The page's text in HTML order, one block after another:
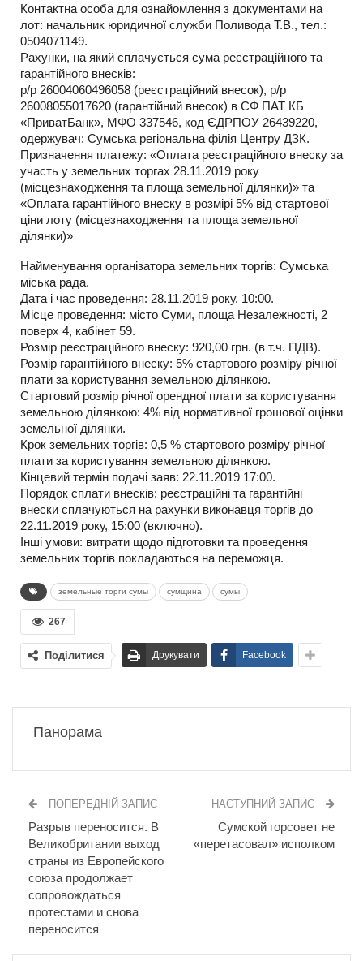
Контактна особа для ознайомлення з документами на
лот: начальник юридичної служби Поливода Т.В., тел.:
0504071149.
Рахунки, на який сплачується сума реєстраційного та
гарантійного внесків:
р/р 26004060496058 (реєстраційний внесок), р/р
26008055017620 (гарантійний внесок) в СФ ПАТ КБ
«ПриватБанк», МФО 337546, код ЄДРПОУ 26439220,
одержувач: Сумська регіональна філія Центру ДЗК.
Призначення платежу: «Оплата реєстраційного внеску за
участь у земельних торгах 28.11.2019 року
(місцезнаходження та площа земельної ділянки)» та
«Оплата гарантійного внеску в розмірі 5% від стартової
ціни лоту (місцезнаходження та площа земельної
ділянки)»
Найменування організатора земельних торгів: Сумська
міська рада.
Дата і час проведення: 28.11.2019 року, 10:00.
Місце проведення: місто Суми, площа Незалежності, 2
поверх 4, кабінет 59.
Розмір реєстраційного внеску: 920,00 грн. (в т.ч. ПДВ).
Розмір гарантійного внеску: 5% стартового розміру річної
плати за користування земельною ділянкою.
Стартовий розмір річної орендної плати за користування
земельною ділянкою: 4% від нормативної грошової оцінки
земельної ділянки.
Крок земельних торгів: 0,5 % стартового розміру річної
плати за користування земельною ділянкою.
Кінцевий термін подачі заяв: 22.11.2019 17:00.
Порядок сплати внесків: реєстраційні та гарантійні
внески сплачуються на рахунки виконавця торгів до
22.11.2019 року, 15:00 (включно).
Інші умови: витрати щодо підготовки та проведення
земельних торгів покладаються на переможця.
земельные торги сумы сумщина сумы
267
Поділитися Друкувати Facebook
Панорама
ПОПЕРЕДНІЙ ЗАПИС
Разрыв переносится. В
Великобритании выход
страны из Европейского
cоюза продолжает
сопровождаться
протестами и снова
переносится
НАСТУПНИЙ ЗАПИС
Сумской горсовет не
«перетасовал» исполком